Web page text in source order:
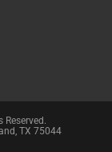
TX 75044